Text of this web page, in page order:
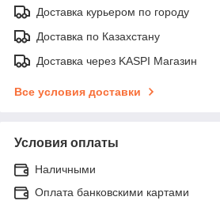
Доставка курьером по городу
Доставка по Казахстану
Доставка через KASPI Магазин
Все условия доставки
Условия оплаты
Наличными
Оплата банковскими картами